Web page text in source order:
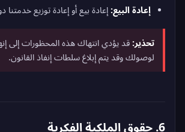
إعادة البيع: إعادة بيع أو إعادة توزيع خدمتنا
تحذير: قد يؤدي انتهاك هذه المحظورات إلى
لوصولك وقد يتم إبلاغ سلطات إنفاذ القانون.
6. حقوق الملكية الفكرية